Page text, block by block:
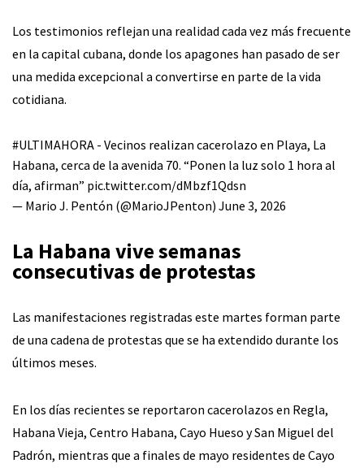
Los testimonios reflejan una realidad cada vez más frecuente
en la capital cubana, donde los apagones han pasado de ser
una medida excepcional a convertirse en parte de la vida
cotidiana.
#ULTIMAHORA - Vecinos realizan cacerolazo en Playa, La
Habana, cerca de la avenida 70. “Ponen la luz solo 1 hora al
día, afirman” pic.twitter.com/dMbzf1Qdsn
— Mario J. Pentón (@MarioJPenton) June 3, 2026
La Habana vive semanas
consecutivas de protestas
Las manifestaciones registradas este martes forman parte
de una cadena de protestas que se ha extendido durante los
últimos meses.
En los días recientes se reportaron cacerolazos en Regla,
Habana Vieja, Centro Habana, Cayo Hueso y San Miguel del
Padrón, mientras que a finales de mayo residentes de Cayo